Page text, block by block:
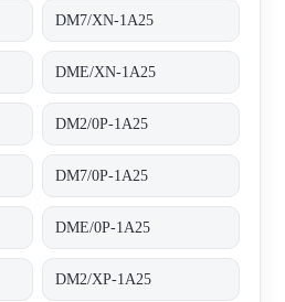
DM7/XN-1A25
DME/XN-1A25
DM2/0P-1A25
DM7/0P-1A25
DME/0P-1A25
DM2/XP-1A25